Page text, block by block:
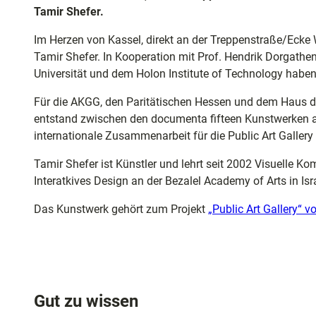
in der
Häufig
Fragen
Tamir Shefer.
Im Herzen von Kassel, direkt an der Treppenstraße/
Tamir Shefer. In Kooperation mit Prof. Hendrik
Universität und dem Holon Institute of Technology
Für die AKGG, den Paritätischen Hessen und dem
entstand zwischen den documenta fifteen Kunstwerken
internationale Zusammenarbeit für die Public Art
Tamir Shefer ist Künstler und lehrt seit 2002 Visuelle
Interatkives Design an der Bezalel Academy of Arts in
Das Kunstwerk gehört zum Projekt „Public Art Gallery“
Gut zu wissen